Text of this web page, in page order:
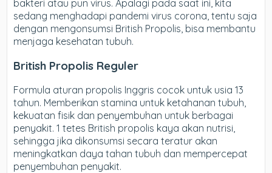
bakteri atau pun virus. Apalagi pada saat ini, kita
sedang menghadapi pandemi virus corona, tentu saja
dengan mengonsumsi British Propolis, bisa membantu
menjaga kesehatan tubuh.
British Propolis Reguler
Formula aturan propolis Inggris cocok untuk usia 13
tahun. Memberikan stamina untuk ketahanan tubuh,
kekuatan fisik dan penyembuhan untuk berbagai
penyakit. 1 tetes British propolis kaya akan nutrisi,
sehingga jika dikonsumsi secara teratur akan
meningkatkan daya tahan tubuh dan mempercepat
penyembuhan penyakit.